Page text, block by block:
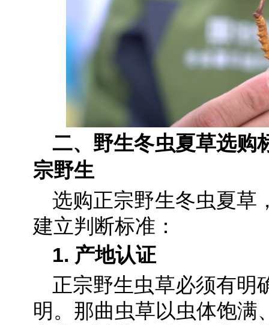
二、野生冬虫夏草选购
宗野生
选购正宗野生冬虫夏草
建立判断标准：
1. 产地认证
正宗野生虫草必须有明
明。那曲虫草以虫体饱满